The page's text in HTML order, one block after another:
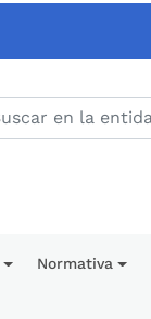
Normativa